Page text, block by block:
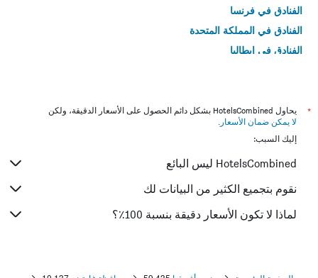
الفنادق في فرنسا
الفنادق في المملكة المتحدة
الفنادق في إيطاليا
*
يحاول HotelsCombined بشكل دائم الحصول على الأسعار الدقيقة، ولكن
لا يمكن ضمان الأسعار .
إليك السبب:
HotelsCombined ليس البائع
نقوم بتجميع الكثير من البيانات لك
لماذا لا تكون الأسعار دقيقة بنسبة 100٪؟